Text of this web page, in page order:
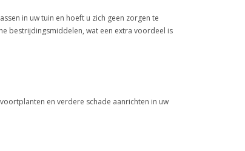
in uw tuin en hoeft u zich geen zorgen te
bestrijdingsmiddelen, wat een extra voordeel is
en verdere schade aanrichten in uw